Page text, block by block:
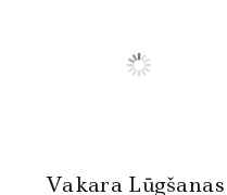
Vakara Lūgšanas